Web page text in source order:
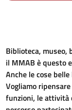
Biblioteca, museo,
il MMAB è questo
Anche le cose
Vogliamo
funzioni, le attività